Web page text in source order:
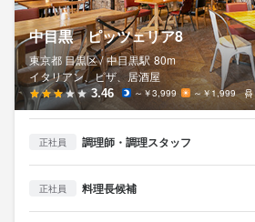
中目黒 ピッツェリア8
東京都 目黒区 / 中目黒駅 80m
イタリアン、ピザ、居酒屋
3.46 ～￥3,999 ～￥1,999
正社員 調理師・調理スタッフ
正社員 料理長候補